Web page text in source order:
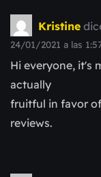
Kristine
24/01/2021 a las
Hi everyone, it's
actually
fruitful in favor
reviews.